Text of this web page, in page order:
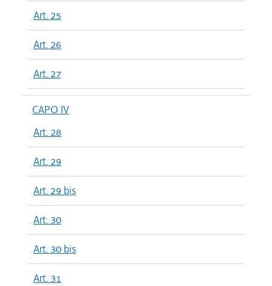
Art. 25
Art. 26
Art. 27
CAPO IV
Art. 28
Art. 29
Art. 29 bis
Art. 30
Art. 30 bis
Art. 31